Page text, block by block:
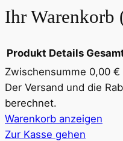
Ihr Warenkorb
Produkte
im
Warenkorb
Produkt Details
Zwischensumme 0,00 €
Der Versand und die
berechnet.
Warenkorb anzeigen
Zur Kasse gehen